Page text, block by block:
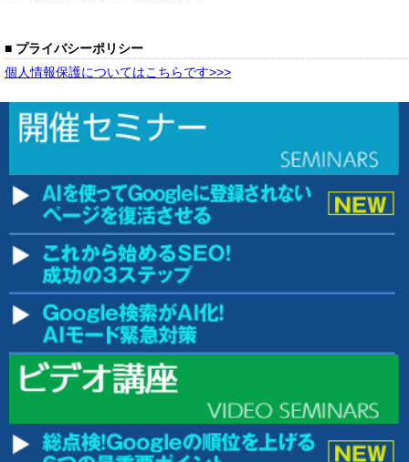
■ プライバシーポリシー
個人情報保護についてはこちらです>>>